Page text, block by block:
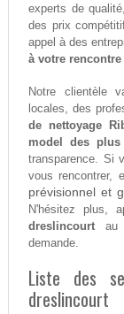
experts de
des prix
appel à des
à votre
Notre clientèle
locales, des
de nettoyage
model des plus
transparence. Si
vous rencontrer,
prévisionnel et
N'hésitez plus,
dreslincourtau
demande.
Liste des
dreslincourt